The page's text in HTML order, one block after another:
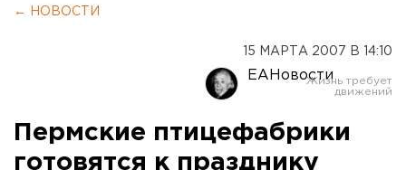
← НОВОСТИ
15 МАРТА 2007 В 14:10
ЕАНовости
Пермские птицефабрики
готовятся к празднику